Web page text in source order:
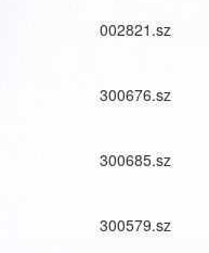
002821.sz
300676.sz
300685.sz
300579.sz